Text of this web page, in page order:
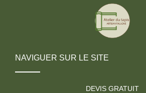
NAVIGUER SUR LE SITE
DEVIS GRATUIT